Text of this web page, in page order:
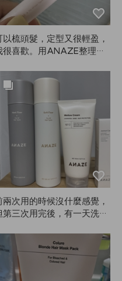
以梳頭髮，定型又很輕盈，
很喜歡。用ANAZE整理頭
兩次用的時候沒什麼感覺，
第三次用完後，有一天洗頭
順。我還想說，怎麼會這麼滑
？後來才發現可能是用了A
NAZE的Mellow Cream，頭髮
的有在修復。剛開始用也沒